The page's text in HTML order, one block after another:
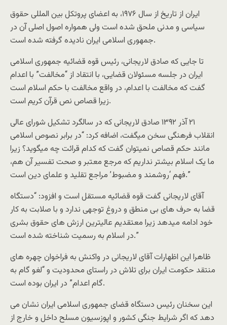
ايران از تاريخ از سال ١۹۷۶، به اعضاى پروتکل بين المللى حقوق
سياسى و مدنى ملحق شده است ولى همواره اصول اصلى آن در
جمهورى اسلامى ايران ناديده گرفته شده است.
تا جايى که صادق لاريجانى، رئيس قوه قضائيه جمهورى اسلامى
ايران در جلسه مسئولان قضايى، با انتقاد از “مخالفت” با اعدام
گفت که مخالفت با اعدام، در واقع مخالفت با حکم اسلام است
زيرا قصاص نص قرآن کريم است.
٢١ آذر ١٣۹٢ صادق لاريجانى که در سالگرد تشکيل شوراى عالى
انقلاب فرهنگى سخن ميگفت، اضافه کرد: “در برابر نصوص اسلامى
مانند حکم قصاص نميتوان گفت که کدام قرائت چه ميگويد؟ زيرا
ما يک اسلام بيشتر نداريم که مرجع معتبر و صحت تفسير آن هم،
فهم ‘روشمند و مضبوط’ مراجع تقليد و علماى دين است.”
آقاى لاريجانى گفت قوه قضائيه مستقل است و افزود: “دستگاه
قضا به حرف هاى بى منطق و دروغ توجهى ندارد و با صلابت به کار
خود ادامه ميدهد زيرا معتقديم عاليترين ارزش هاى حقوق بشرى
در اسلام به رسميت شناخته شده است.”
ظاهرا اين اظهارات آقاى لاريجانى در واکنش به فراخوان چهره هاى
منتقد حکومت ايران براى تلاش در راستاى محدوديت و “لغو گام به
گام اعدام” در ايران بوده است.
این سخنان رئیس دستگاه قضای جمهوری اسلامی ایران نشان مى
دهد که اگر شرايط جنگى کشور و اپوزسيون مسلح داخل و خارج از